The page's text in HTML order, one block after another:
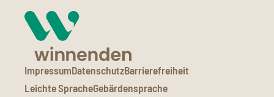
ImpressumDatenschutzBarrierefreiheit
Leichte SpracheGebärdensprache